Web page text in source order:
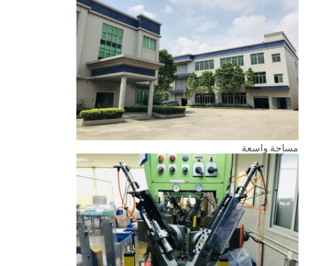
مساحة واسعة